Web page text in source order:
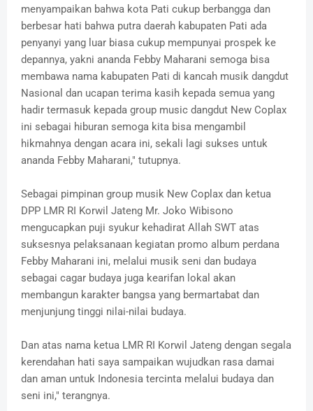
menyampaikan bahwa kota Pati cukup berbangga dan
berbesar hati bahwa putra daerah kabupaten Pati ada
penyanyi yang luar biasa cukup mempunyai prospek ke
depannya, yakni ananda Febby Maharani semoga bisa
membawa nama kabupaten Pati di kancah musik dangdut
Nasional dan ucapan terima kasih kepada semua yang
hadir termasuk kepada group music dangdut New Coplax
ini sebagai hiburan semoga kita bisa mengambil
hikmahnya dengan acara ini, sekali lagi sukses untuk
ananda Febby Maharani," tutupnya.
Sebagai pimpinan group musik New Coplax dan ketua
DPP LMR RI Korwil Jateng Mr. Joko Wibisono
mengucapkan puji syukur kehadirat Allah SWT atas
suksesnya pelaksanaan kegiatan promo album perdana
Febby Maharani ini, melalui musik seni dan budaya
sebagai cagar budaya juga kearifan lokal akan
membangun karakter bangsa yang bermartabat dan
menjunjung tinggi nilai-nilai budaya.
Dan atas nama ketua LMR RI Korwil Jateng dengan segala
kerendahan hati saya sampaikan wujudkan rasa damai
dan aman untuk Indonesia tercinta melalui budaya dan
seni ini," terangnya.